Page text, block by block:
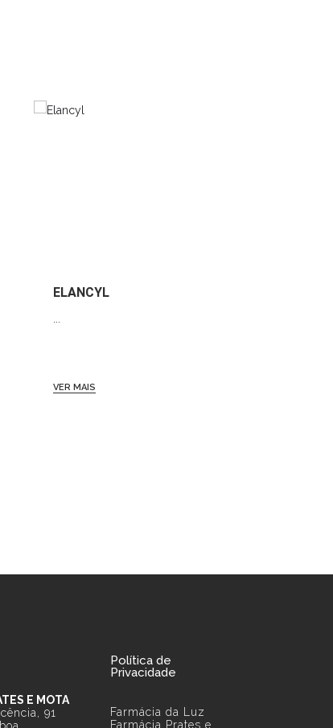
ELANCYL
VER MAIS
E MOTA
91
Política de
Privacidade
Farmácia da Luz
Farmácia Prates e